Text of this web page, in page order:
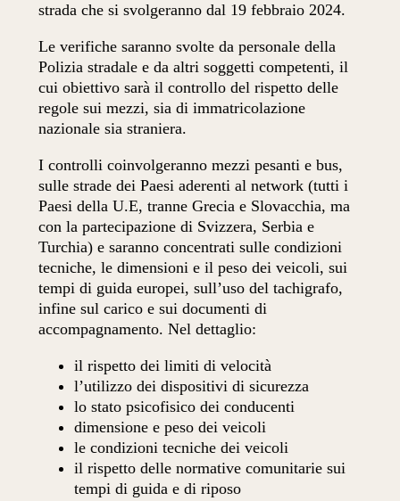
strada che si svolgeranno dal 19 febbraio 2024.
Le verifiche saranno svolte da personale della
Polizia stradale e da altri soggetti competenti, il
cui obiettivo sarà il controllo del rispetto delle
regole sui mezzi, sia di immatricolazione
nazionale sia straniera.
I controlli coinvolgeranno mezzi pesanti e bus,
sulle strade dei Paesi aderenti al network (tutti i
Paesi della U.E, tranne Grecia e Slovacchia, ma
con la partecipazione di Svizzera, Serbia e
Turchia) e saranno concentrati sulle condizioni
tecniche, le dimensioni e il peso dei veicoli, sui
tempi di guida europei, sull’uso del tachigrafo,
infine sul carico e sui documenti di
accompagnamento. Nel dettaglio:
il rispetto dei limiti di velocità
l’utilizzo dei dispositivi di sicurezza
lo stato psicofisico dei conducenti
dimensione e peso dei veicoli
le condizioni tecniche dei veicoli
il rispetto delle normative comunitarie sui
tempi di guida e di riposo